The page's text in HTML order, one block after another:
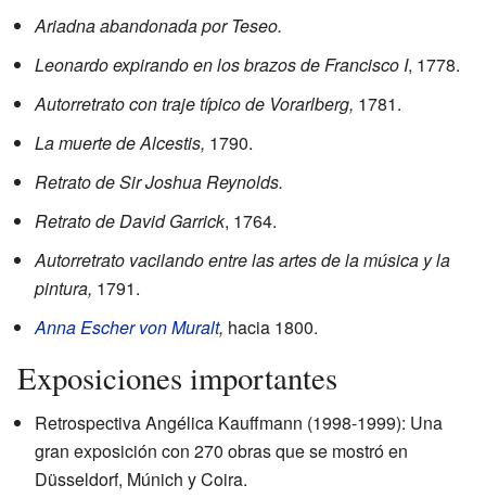
Ariadna abandonada por Teseo.
Leonardo expirando en los brazos de Francisco I, 1778.
Autorretrato con traje típico de Vorarlberg, 1781.
La muerte de Alcestis, 1790.
Retrato de Sir Joshua Reynolds.
Retrato de David Garrick, 1764.
Autorretrato vacilando entre las artes de la música y la
pintura, 1791.
Anna Escher von Muralt, hacia 1800.
Exposiciones importantes
Retrospectiva Angélica Kauffmann (1998-1999): Una
gran exposición con 270 obras que se mostró en
Düsseldorf, Múnich y Coira.